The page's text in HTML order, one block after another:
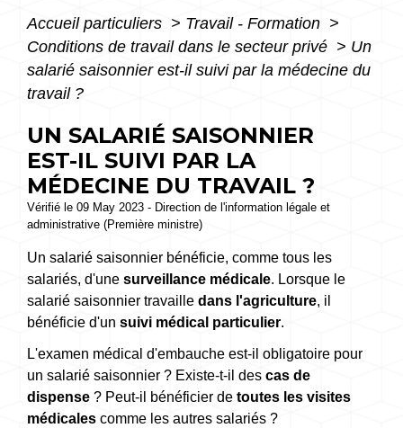
Accueil particuliers > Travail - Formation >
Conditions de travail dans le secteur privé > Un
salarié saisonnier est-il suivi par la médecine du
travail ?
UN SALARIÉ SAISONNIER
EST-IL SUIVI PAR LA
MÉDECINE DU TRAVAIL ?
Vérifié le 09 May 2023 - Direction de l'information légale et
administrative (Première ministre)
Un salarié saisonnier bénéficie, comme tous les
salariés, d'une surveillance médicale. Lorsque le
salarié saisonnier travaille dans l'agriculture, il
bénéficie d'un suivi médical particulier.
L'examen médical d'embauche est-il obligatoire pour
un salarié saisonnier ? Existe-t-il des cas de
dispense ? Peut-il bénéficier de toutes les visites
médicales comme les autres salariés ?